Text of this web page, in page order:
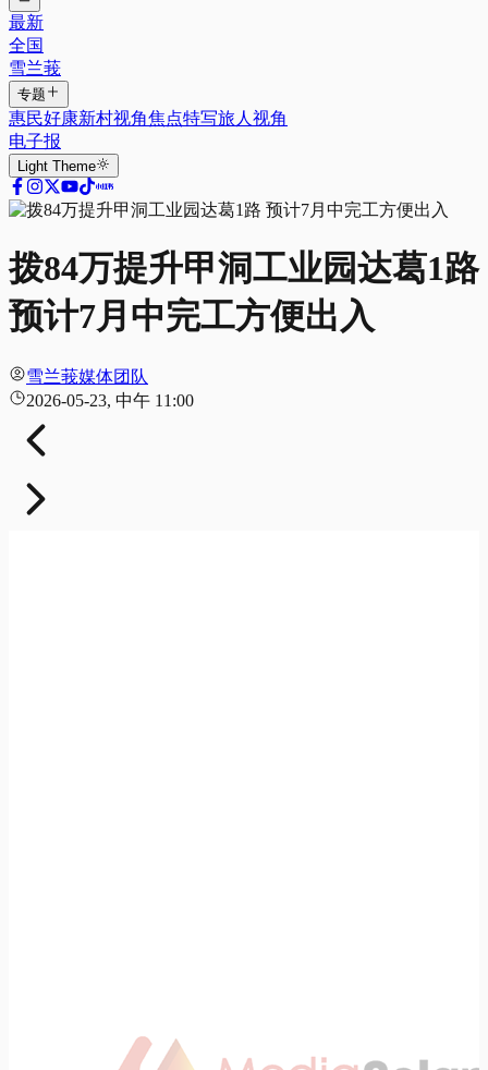
最新
全国
雪兰莪
专题
惠民好康新村视角焦点特写旅人视角
电子报
Light Theme
拨84万提升甲洞工业园达葛1路
预计7月中完工方便出入
雪兰莪媒体团队
2026-05-23, 中午 11:00